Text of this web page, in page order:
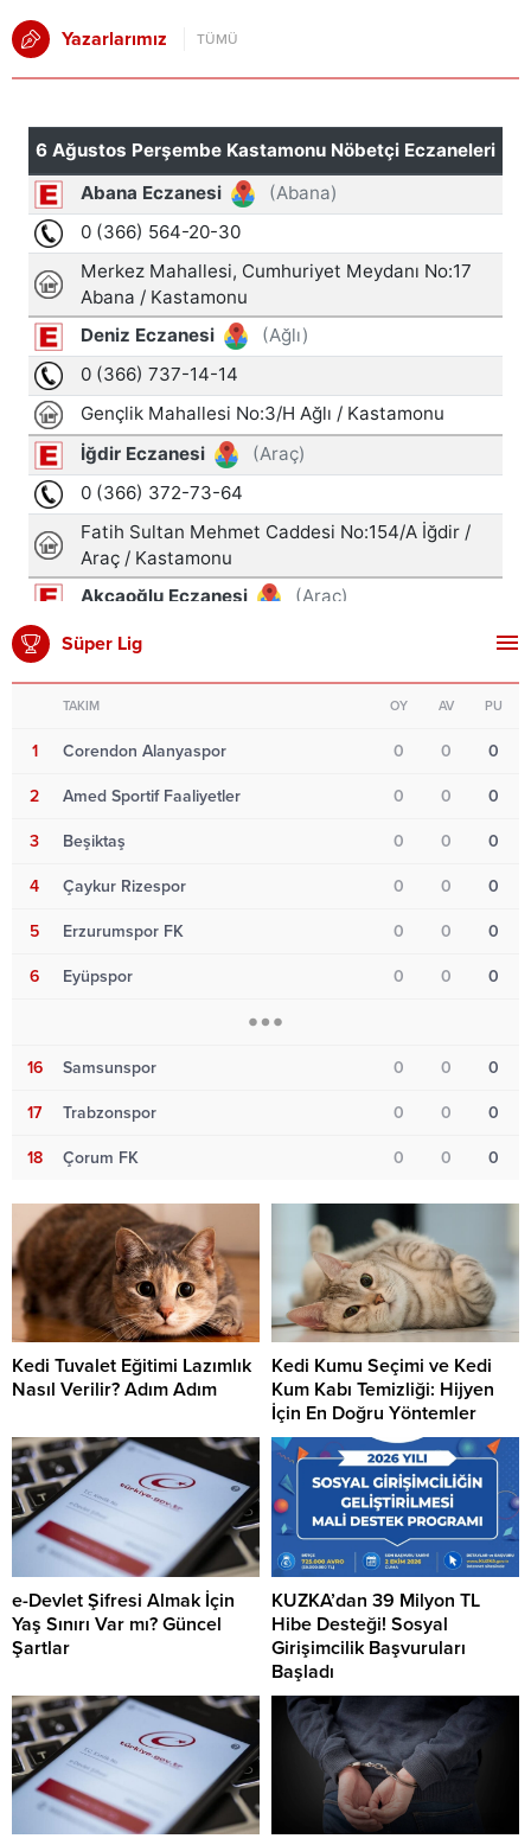
Yazarlarımız TÜMÜ
Süper Lig
TAKIM OY AV PU
1 Corendon Alanyaspor 0 0 0
2 Amed Sportif Faaliyetler 0 0 0
3 Beşiktaş 0 0 0
4 Çaykur Rizespor 0 0 0
5 Erzurumspor FK 0 0 0
6 Eyüpspor 0 0 0
16 Samsunspor 0 0 0
17 Trabzonspor 0 0 0
18 Çorum FK 0 0 0
Kedi Tuvalet Eğitimi Lazımlık
Nasıl Verilir? Adım Adım
Kedi Kumu Seçimi ve Kedi
Kum Kabı Temizliği: Hijyen
İçin En Doğru Yöntemler
e-Devlet Şifresi Almak İçin
Yaş Sınırı Var mı? Güncel
Şartlar
KUZKA’dan 39 Milyon TL
Hibe Desteği! Sosyal
Girişimcilik Başvuruları
Başladı